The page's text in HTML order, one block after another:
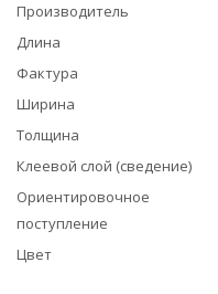
Производитель
Длина
Фактура
Ширина
Толщина
Клеевой слой (сведение)
Ориентировочное
поступление
Цвет